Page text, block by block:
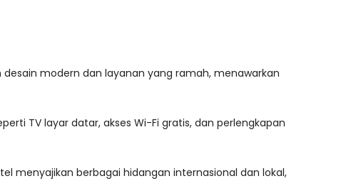
modern dan layanan yang ramah, menawarkan
TV layar datar, akses Wi-Fi gratis, dan perlengkapan
menyajikan berbagai hidangan internasional dan lokal,